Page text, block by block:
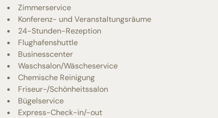
Zimmerservice
Konferenz- und Veranstaltungsräume
24-Stunden-Rezeption
Flughafenshuttle
Businesscenter
Waschsalon/Wäscheservice
Chemische Reinigung
Friseur-/Schönheitssalon
Bügelservice
Express-Check-in/-out